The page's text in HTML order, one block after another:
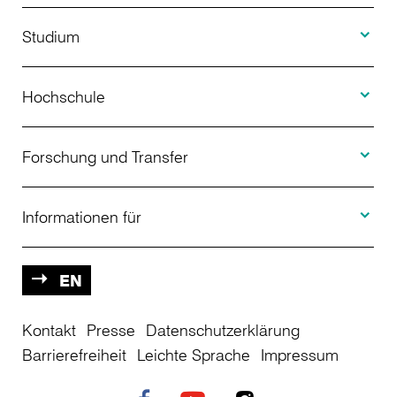
Studium
Studienangebot
Bewerbung
Studienberatung
Weiterbildung
Studienkolleg
Hochschule
Über uns
Aktuelles
Veranstaltungen
Einrichtungen
Stellenangebote
Forschung und Transfer
Projekte
Informationen für
Studieninteressierte
Studierende
EN
Kontakt Presse
Datenschutzerklärung
Barrierefreiheit Leichte Sprache Impressum